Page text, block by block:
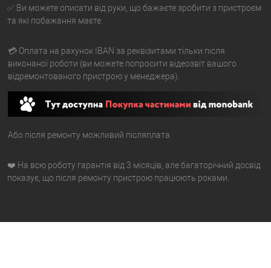
✅ Ви можете описати від руки, що бажаєте зробити з пристроєм
та які побажання маєте.
💳 Оплата на рахунок IBAN за реквізитами тільки після
виконаної роботи (ви можете попросити відеозвіт вашого
відремонтованого пристрою у менеджера).
Або після ремонту можливий післяплата.
❤️ На всю роботу гарантія від 3 місяців, але багаторічний досвід
показує, що після ремонту пристрою працюють роками.